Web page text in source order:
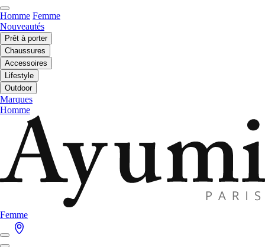
Homme Femme
Nouveautés
Prêt à porter
Chaussures
Accessoires
Lifestyle
Outdoor
Marques
Homme
Femme